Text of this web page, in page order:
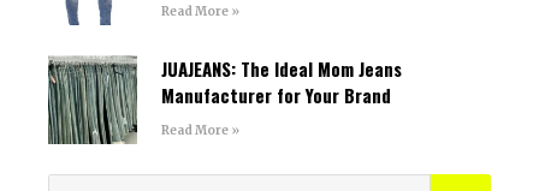
Read More »
JUAJEANS: The Ideal Mom Jeans
Manufacturer for Your Brand
Read More »